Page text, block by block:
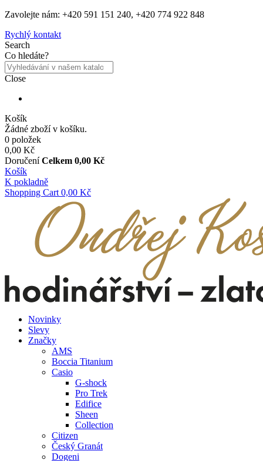
Zavolejte nám: +420 591 151 240, +420 774 922 848
Rychlý kontakt
Search
Co hledáte?
Close
Košík
Žádné zboží v košíku.
0 položek
0,00 Kč
Doručení Celkem 0,00 Kč
Košík
K pokladně
Shopping Cart 0,00 Kč
Novinky
Slevy
Značky
AMS
Boccia Titanium
Casio
G-shock
Pro Trek
Edifice
Sheen
Collection
Citizen
Český Granát
Dogeni